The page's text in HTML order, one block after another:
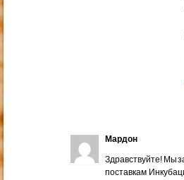
Мардон
Здравствуйте! Мы
поставкам